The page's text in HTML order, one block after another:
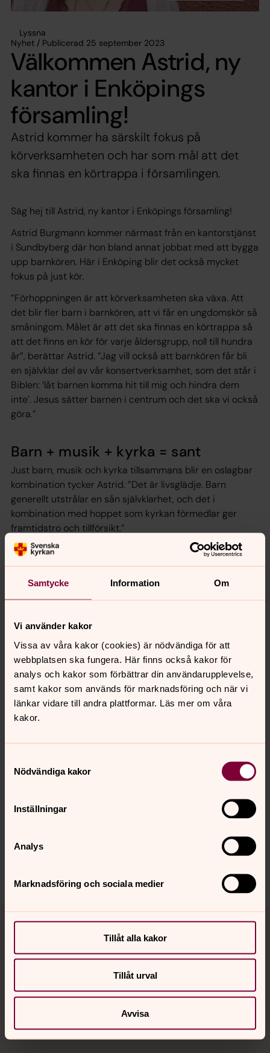
Samtycke Information Om
Vi använder kakor
Vissa av våra kakor (cookies) är nödvändiga för att
webbplatsen ska fungera. Här finns också kakor för
analys och kakor som förbättrar din användarupplevelse,
samt kakor som används för marknadsföring och när vi
länkar vidare till andra plattformar. Läs mer om våra
kakor.
Nödvändiga kakor
Inställningar
Analys
Marknadsföring och sociala medier
Tillåt alla kakor
Tillåt urval
Avvisa
Lyssna
Nyhet / Publicerad 25 september 2023
Välkommen Astrid, ny
kantor i Enköpings
församling!
Astrid kommer ha särskilt fokus på
körverksamheten och har som mål att det
ska finnas en körtrappa i församlingen.
Säg hej till Astrid, ny kantor i Enköpings församling!
Astrid Burgmann kommer närmast från en kantorstjänst
i Sundbyberg där hon bland annat jobbat med att bygga
upp barnkören. Här i Enköping blir det också mycket
fokus på just kör.
”Förhoppningen är att körverksamheten ska växa. Att
det blir fler barn i barnkören, att vi får en ungdomskör så
småningom. Målet är att det ska finnas en körtrappa så
att det finns en kör för varje åldersgrupp, noll till hundra
år”, berättar Astrid. ”Jag vill också att barnkören får bli
en självklar del av vår konsertverksamhet, som det står i
Biblen: ’låt barnen komma hit till mig och hindra dem
inte’. Jesus sätter barnen i centrum och det ska vi också
göra.”
Barn + musik + kyrka = sant
Just barn, musik och kyrka tillsammans blir en oslagbar
kombination tycker Astrid. ”Det är livsglädje. Barn
generellt utstrålar en sån självklarhet, och det i
kombination med hoppet som kyrkan förmedlar ger
framtidstro och tillförsikt.”
Körer i kyrkan är också ett bra sätt för barnen att få
möta kultur tidigt. ”Kultur och musik är
empatibyggande”, säger Astrid.
”Jag ser fram emot att få lära känna de barn som
både här i Enköping och i de andra församlingarna. När
man jobbar tillsammans mot ett gemensamt mål händer
det saker på vägen. Varje dags arbete, det ser jag fram
emot.”
Körer
unga och vuxna. Vill du också börja sjunga? Hör av dig till
Synpunkter eller frågor på sidans
enkoping.pastorat@svenskakyrkan.se
Tillbaka till toppen
Tillbaka till innehållet